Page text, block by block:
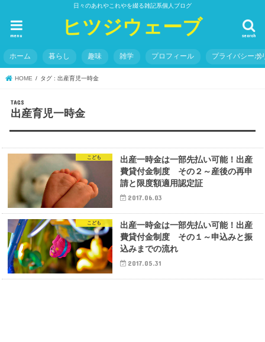
日々のあれやこれやを綴る雑記系個人ブログ
ヒツジウェーブ search
menu
ホーム 暮らし 趣味 雑学 プロフィール プライバシーポ
HOME タグ : 出産育児一時金
出産育児一時金
こども
出産一時金は一部先払い可能！出産
費貸付金制度 その２～産後の再申
請と限度額適用認定証
2017.06.03
こども
出産一時金は一部先払い可能！出産
費貸付金制度 その１～申込みと振
込みまでの流れ
2017.05.31